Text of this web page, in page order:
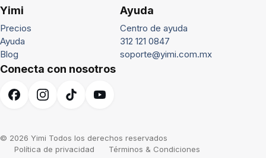
Yimi
Precios
Ayuda
Blog
Ayuda
Centro de ayuda
312 121 0847
soporte@yimi.com.mx
Conecta con nosotros
© 2026 Yimi Todos los derechos reservados
Política de privacidad
Términos & Condiciones